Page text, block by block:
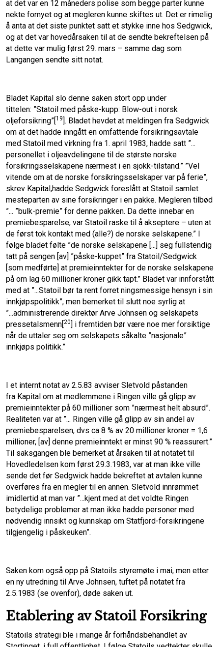
at det var en 12 måneders polise som begge parter kunne
nekte fornyet og at megleren kunne skiftes ut. Det er rimelig
å anta at det siste punktet satt et stykke inne hos Sedgwick,
og at det var hovedårsaken til at de sendte bekreftelsen på
at dette var mulig først 29. mars – samme dag som
Langangen sendte sitt notat.
Bladet Kapital slo denne saken stort opp under
tittelen: ”Statoil med påske-kupp: Blow-out i norsk
oljeforsikring”[19]. Bladet hevdet at meldingen fra Sedgwick
om at det hadde inngått en omfattende forsikringsavtale
med Statoil med virkning fra 1. april 1983, hadde satt ”...
personellet i oljeavdelingene til de største norske
forsikringsselskapene nærmest i en sjokk-tilstand.” ”Vel
vitende om at de norske forsikringsselskaper var på ferie”,
skrev Kapital,hadde Sedgwick foreslått at Statoil samlet
mesteparten av sine forsikringer i en pakke. Megleren tilbød
”... ”bulk-premie” for denne pakken. Da dette innebar en
premiebesparelse, var Statoil raske til å akseptere – uten at
de først tok kontakt med (alle?) de norske selskapene.” I
følge bladet følte ”de norske selskapene [...] seg fullstendig
tatt på sengen [av] ”påske-kuppet” fra Statoil/Sedgwick
[som medførte] at premieinntekter for de norske selskapene
på om lag 60 millioner kroner gikk tapt.” Bladet var innforstått
med at ”...Statoil bør ta rent forret ningsmessige hensyn i sin
innkjøpspolitikk”, men bemerket til slutt noe syrlig at
”...administrerende direktør Arve Johnsen og selskapets
pressetalsmenn[20] i fremtiden bør være noe mer forsiktige
når de uttaler seg om selskapets såkalte ”nasjonale”
innkjøps politikk.”
I et internt notat av 2.5.83 avviser Sletvold påstanden
fra Kapital om at medlemmene i Ringen ville gå glipp av
premieinntekter på 60 millioner som ”nærmest helt absurd”.
Realiteten var at ”... Ringen ville gå glipp av sin andel av
premiebesparelsen, dvs ca 8 % av 20 millioner kroner = 1,6
millioner, [av] denne premieinntekt er minst 90 % reassurert.”
Til saksgangen ble bemerket at årsaken til at notatet til
Hovedledelsen kom først 29.3.1983, var at man ikke ville
sende det før Sedgwick hadde bekreftet at avtalen kunne
overføres fra en megler til en annen. Sletvold innrømmet
imidlertid at man var ”...kjent med at det voldte Ringen
betydelige problemer at man ikke hadde personer med
nødvendig innsikt og kunnskap om Statfjord-forsikringene
tilgjengelig i påskeuken”.
Saken kom også opp på Statoils styremøte i mai, men etter
en ny utredning til Arve Johnsen, tuftet på notatet fra
2.5.1983 (se ovenfor), døde saken ut.
Etablering av Statoil Forsikring
Statoils strategi ble i mange år forhåndsbehandlet av